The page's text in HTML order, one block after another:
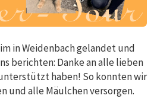
in Weidenbach gelandet und
berichten: Danke an alle lieben
haben! So konnten wir
und alle Mäulchen versorgen.